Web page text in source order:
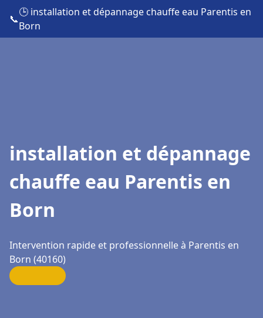
📞
🕒 installation et dépannage chauffe eau Parentis en
Born
installation et dépannage
chauffe eau Parentis en
Born
Intervention rapide et professionnelle à Parentis en
Born (40160)